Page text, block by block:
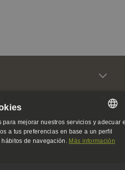
la salud
SPANISH
SPANISH
mejorar nuestros servicios y adecuar
a tus preferencias en base a un perfil
de navegación. Más información